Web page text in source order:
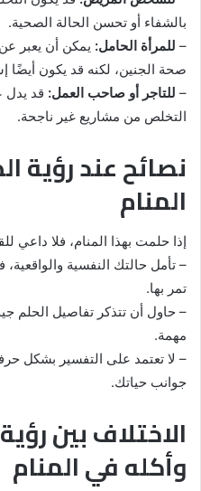
بالشفاء أو تحسن الحالة الصحية.
– للمرأة الحامل: يمكن أن يعبر
صحة الجنين، لكنه قد يكون أيضًا
– للتاجر أو صاحب العمل: قد يدل
التخلص من مشاريع غير ناجحة.
نصائح عند رؤية
المنام
إذا حلمت بهذا المنام، فلا داعي
– تأمل حالتك النفسية
تمر بها.
– حاول أن تتذكر تفاصيل الحلم
مهمة.
– لا تعتمد على التفسير بشكل
جوانب حياتك.
الاختلاف بين
وأكله في المنام